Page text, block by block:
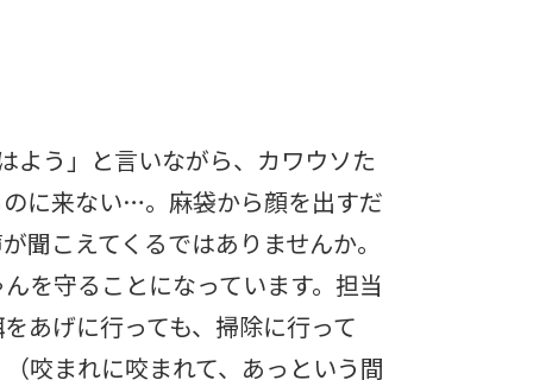
よう」と言いながら、カワウソた
に来ない…。麻袋から顔を出すだ
聞こえてくるではありませんか。
を守ることになっています。担当
あげに行っても、掃除に行って
咬まれに咬まれて、あっという間